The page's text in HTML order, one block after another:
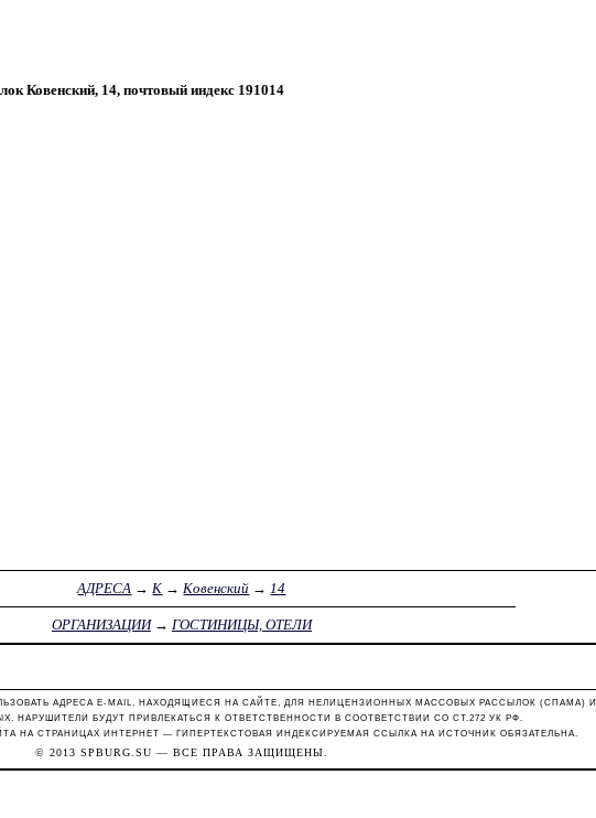
Ковенский, 14, почтовый индекс 191014
АДРЕСА →К →Ковенский →14
ОРГАНИЗАЦИИ→ ГОСТИНИЦЫ, ОТЕЛИ
АДРЕСА E-MAIL, НАХОДЯЩИЕСЯ НА САЙТЕ, ДЛЯ НЕЛИЦЕНЗИОННЫХ МАССОВЫХ РАССЫЛОК (СПАМА) И
НАРУШИТЕЛИ БУДУТ ПРИВЛЕКАТЬСЯ К ОТВЕТСТВЕННОСТИ В СООТВЕТСТВИИ СО СТ.272 УК РФ.
НА СТРАНИЦАХ ИНТЕРНЕТ — ГИПЕРТЕКСТОВАЯ ИНДЕКСИРУЕМАЯ ССЫЛКА НА ИСТОЧНИК ОБЯЗАТЕЛЬНА.
© 2013 SPBURG.SU — ВСЕ ПРАВА ЗАЩИЩЕНЫ.